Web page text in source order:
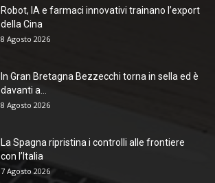
Robot, IA e farmaci innovativi trainano l’export
della Cina
8 Agosto 2026
In Gran Bretagna Bezzecchi torna in sella ed è
davanti a...
8 Agosto 2026
La Spagna ripristina i controlli alle frontiere
con l’Italia
7 Agosto 2026